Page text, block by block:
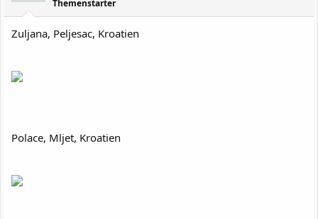
n
Themenstarter
Zuljana, Peljesac, Kroatien
Polace, Mljet, Kroatien